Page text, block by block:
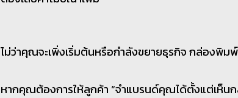
ไม่ว่าคุณจะเพิ่งเริ่มต้นหรือกำลังขยายธุรกิจ กล่องพิ
หากคุณต้องการให้ลูกค้า “จำแบรนด์คุณได้ตั้งแต่เห็น